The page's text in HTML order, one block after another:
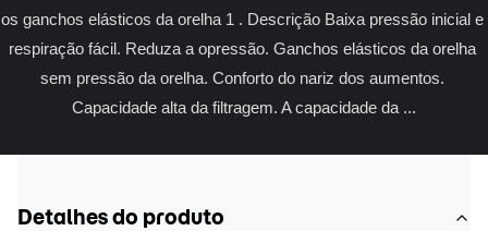
os ganchos elásticos da orelha 1 . Descrição Baixa pressão inicial e
respiração fácil. Reduza a opressão. Ganchos elásticos da orelha
sem pressão da orelha. Conforto do nariz dos aumentos.
Capacidade alta da filtragem. A capacidade da ...
Detalhes do produto